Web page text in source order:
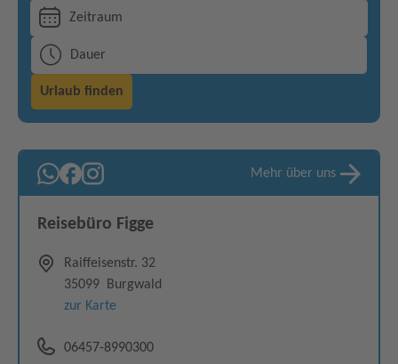
Zeitraum
Dauer
Urlaub finden
Mehr über uns
Reisebüro Figge
Raiffeisenstr. 32
35099
Burgwald
zur Karte
06457-8990300